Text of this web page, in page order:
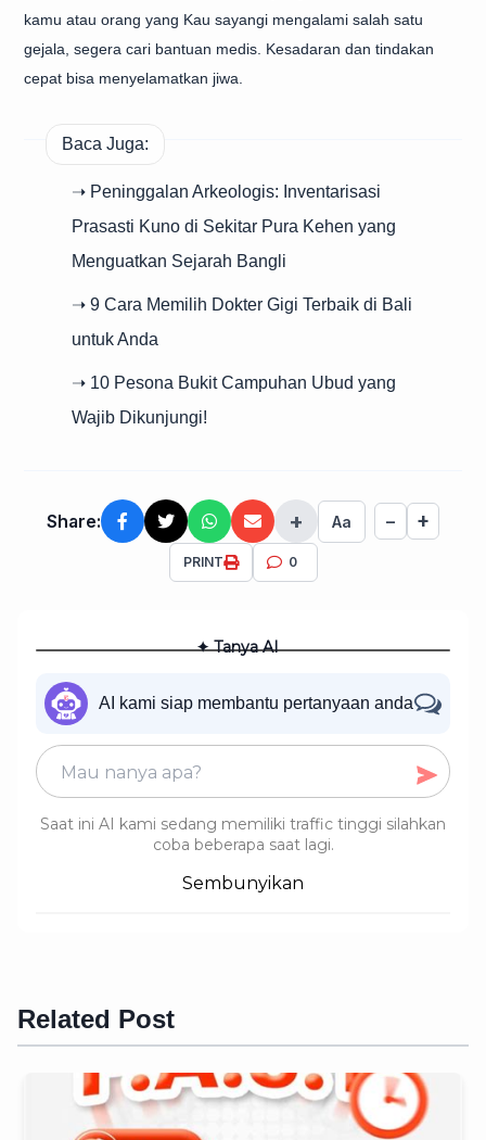
kamu atau orang yang Kau sayangi mengalami salah satu
gejala, segera cari bantuan medis. Kesadaran dan tindakan
cepat bisa menyelamatkan jiwa.
Baca Juga:
➝ Peninggalan Arkeologis: Inventarisasi
Prasasti Kuno di Sekitar Pura Kehen yang
Menguatkan Sejarah Bangli
➝ 9 Cara Memilih Dokter Gigi Terbaik di Bali
untuk Anda
➝ 10 Pesona Bukit Campuhan Ubud yang
Wajib Dikunjungi!
Share: + Aa − +
PRINT 0
✦ Tanya AI
AI kami siap membantu pertanyaan anda
Saat ini AI kami sedang memiliki traffic tinggi silahkan
coba beberapa saat lagi.
Sembunyikan
Related Post